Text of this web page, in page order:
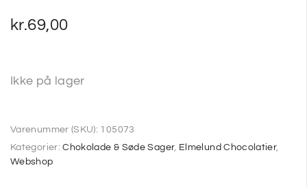
kr.69,00
Ikke på lager
Varenummer (SKU): 105073
Kategorier:Chokolade & Søde Sager, Elmelund Chocolatier,
Webshop